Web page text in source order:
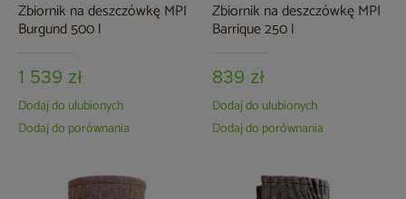
Zbiornik na deszczówkę MPI
Burgund 500 l
1 539 zł
Dodaj do ulubionych
Dodaj do porównania
Zbiornik na deszczówkę MPI
Barrique 250 l
839 zł
Dodaj do ulubionych
Dodaj do porównania